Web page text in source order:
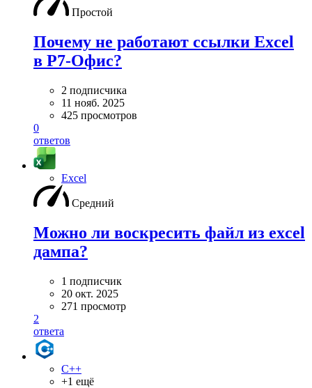
Простой
Почему не работают ссылки Excel
в Р7-Офис?
2 подписчика
11 нояб. 2025
425 просмотров
0
ответов
Excel
Средний
Можно ли воскресить файл из excel
дампа?
1 подписчик
20 окт. 2025
271 просмотр
2
ответа
C++
+1 ещё